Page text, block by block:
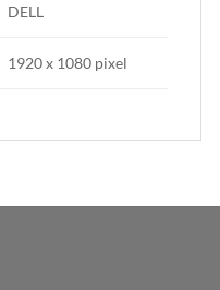
DELL
1920 x 1080 pixel